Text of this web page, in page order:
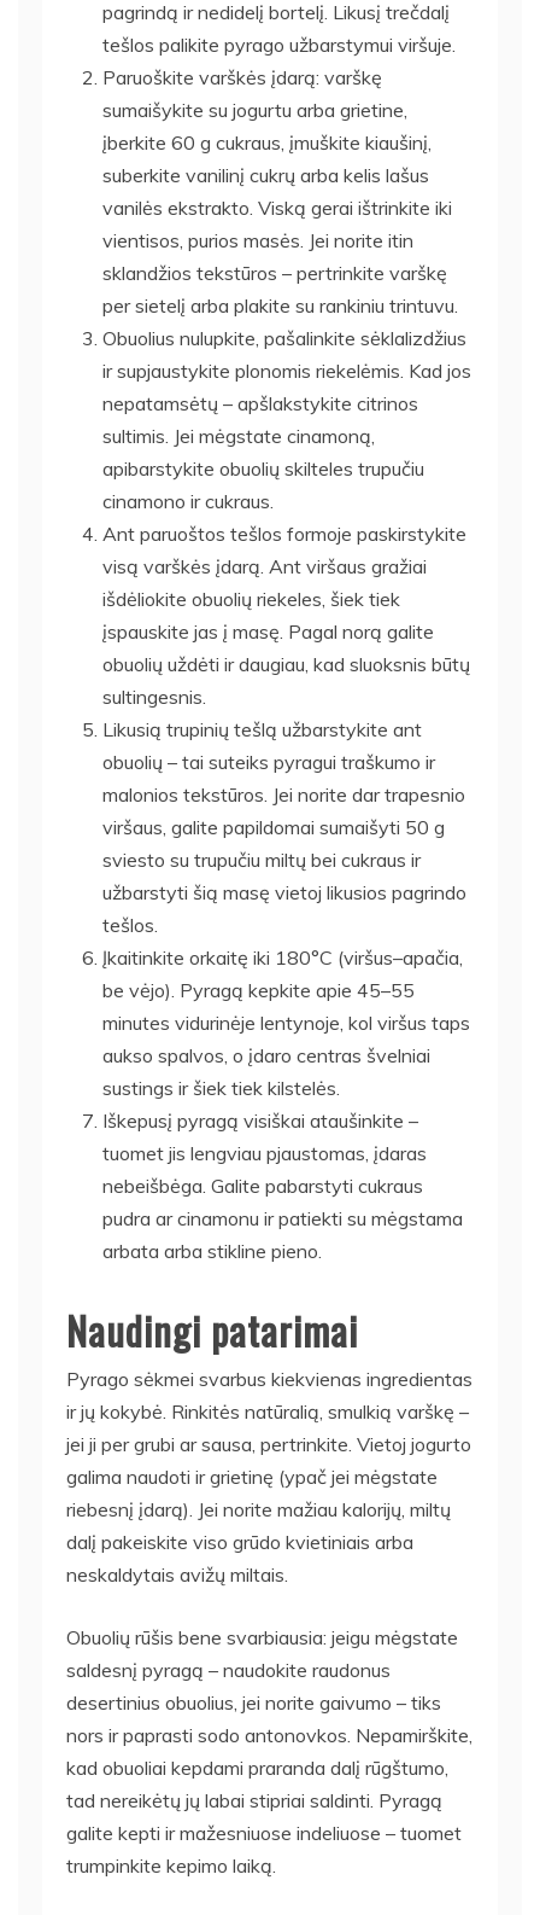
pagrindą ir nedidelį bortelį. Likusį trečdalį
tešlos palikite pyrago užbarstymui viršuje.
Paruoškite varškės įdarą: varškę
sumaišykite su jogurtu arba grietine,
įberkite 60 g cukraus, įmuškite kiaušinį,
suberkite vanilinį cukrų arba kelis lašus
vanilės ekstrakto. Viską gerai ištrinkite iki
vientisos, purios masės. Jei norite itin
sklandžios tekstūros – pertrinkite varškę
per sietelį arba plakite su rankiniu trintuvu.
Obuolius nulupkite, pašalinkite sėklalizdžius
ir supjaustykite plonomis riekelėmis. Kad jos
nepatamsėtų – apšlakstykite citrinos
sultimis. Jei mėgstate cinamoną,
apibarstykite obuolių skilteles trupučiu
cinamono ir cukraus.
Ant paruoštos tešlos formoje paskirstykite
visą varškės įdarą. Ant viršaus gražiai
išdėliokite obuolių riekeles, šiek tiek
įspauskite jas į masę. Pagal norą galite
obuolių uždėti ir daugiau, kad sluoksnis būtų
sultingesnis.
Likusią trupinių tešlą užbarstykite ant
obuolių – tai suteiks pyragui traškumo ir
malonios tekstūros. Jei norite dar trapesnio
viršaus, galite papildomai sumaišyti 50 g
sviesto su trupučiu miltų bei cukraus ir
užbarstyti šią masę vietoj likusios pagrindo
tešlos.
Įkaitinkite orkaitę iki 180°C (viršus–apačia,
be vėjo). Pyragą kepkite apie 45–55
minutes vidurinėje lentynoje, kol viršus taps
aukso spalvos, o įdaro centras švelniai
sustings ir šiek tiek kilstelės.
Iškepusį pyragą visiškai ataušinkite –
tuomet jis lengviau pjaustomas, įdaras
nebeišbėga. Galite pabarstyti cukraus
pudra ar cinamonu ir patiekti su mėgstama
arbata arba stikline pieno.
Naudingi patarimai
Pyrago sėkmei svarbus kiekvienas ingredientas
ir jų kokybė. Rinkitės natūralią, smulkią varškę –
jei ji per grubi ar sausa, pertrinkite. Vietoj jogurto
galima naudoti ir grietinę (ypač jei mėgstate
riebesnį įdarą). Jei norite mažiau kalorijų, miltų
dalį pakeiskite viso grūdo kvietiniais arba
neskaldytais avižų miltais.
Obuolių rūšis bene svarbiausia: jeigu mėgstate
saldesnį pyragą – naudokite raudonus
desertinius obuolius, jei norite gaivumo – tiks
nors ir paprasti sodo antonovkos. Nepamirškite,
kad obuoliai kepdami praranda dalį rūgštumo,
tad nereikėtų jų labai stipriai saldinti. Pyragą
galite kepti ir mažesniuose indeliuose – tuomet
trumpinkite kepimo laiką.